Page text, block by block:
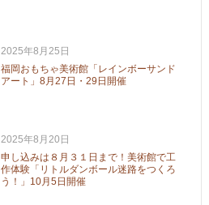
2025年8月25日
福岡おもちゃ美術館「レインボーサンド
アート」8月27日・29日開催
2025年8月20日
申し込みは８月３１日まで！美術館で工
作体験「リトルダンボール迷路をつくろ
う！」10月5日開催